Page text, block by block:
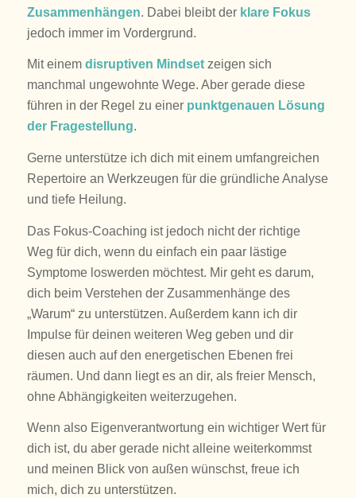
Zusammenhängen. Dabei bleibt der klare Fokus
jedoch immer im Vordergrund.
Mit einem disruptiven Mindsetzeigen sich
manchmal ungewohnte Wege. Aber gerade diese
führen in der Regel zu einer punktgenauen Lösung
der Fragestellung.
Gerne unterstütze ich dich mit einem umfangreichen
Repertoire an Werkzeugen für die gründliche Analyse
und tiefe Heilung.
Das Fokus-Coaching ist jedoch nicht der richtige
Weg für dich, wenn du einfach ein paar lästige
Symptome loswerden möchtest. Mir geht es darum,
dich beim Verstehen der Zusammenhänge des
„Warum“ zu unterstützen. Außerdem kann ich dir
Impulse für deinen weiteren Weg geben und dir
diesen auch auf den energetischen Ebenen frei
räumen. Und dann liegt es an dir, als freier Mensch,
ohne Abhängigkeiten weiterzugehen.
Wenn also Eigenverantwortung ein wichtiger Wert für
dich ist, du aber gerade nicht alleine weiterkommst
und meinen Blick von außen wünschst, freue ich
mich, dich zu unterstützen.